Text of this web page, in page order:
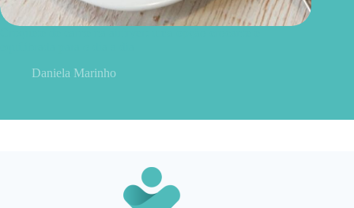
Daniela Marinho